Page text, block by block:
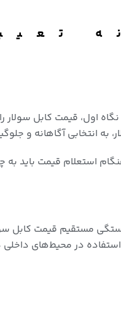
اول، قیمت کابل سولار
انتخابی آگاهانه و
استعلام قیمت باید به
مستقیم قیمت کابل